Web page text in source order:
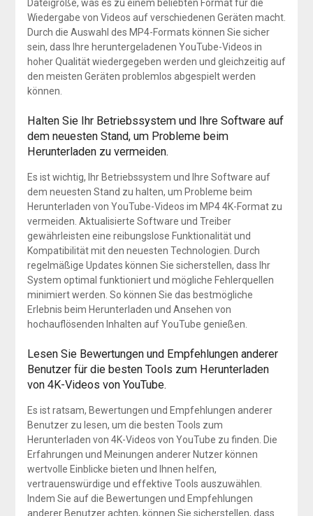
Dateigröße, was es zu einem beliebten Format für die
Wiedergabe von Videos auf verschiedenen Geräten macht.
Durch die Auswahl des MP4-Formats können Sie sicher
sein, dass Ihre heruntergeladenen YouTube-Videos in
hoher Qualität wiedergegeben werden und gleichzeitig auf
den meisten Geräten problemlos abgespielt werden
können.
Halten Sie Ihr Betriebssystem und Ihre Software auf
dem neuesten Stand, um Probleme beim
Herunterladen zu vermeiden.
Es ist wichtig, Ihr Betriebssystem und Ihre Software auf
dem neuesten Stand zu halten, um Probleme beim
Herunterladen von YouTube-Videos im MP4 4K-Format zu
vermeiden. Aktualisierte Software und Treiber
gewährleisten eine reibungslose Funktionalität und
Kompatibilität mit den neuesten Technologien. Durch
regelmäßige Updates können Sie sicherstellen, dass Ihr
System optimal funktioniert und mögliche Fehlerquellen
minimiert werden. So können Sie das bestmögliche
Erlebnis beim Herunterladen und Ansehen von
hochauflösenden Inhalten auf YouTube genießen.
Lesen Sie Bewertungen und Empfehlungen anderer
Benutzer für die besten Tools zum Herunterladen
von 4K-Videos von YouTube.
Es ist ratsam, Bewertungen und Empfehlungen anderer
Benutzer zu lesen, um die besten Tools zum
Herunterladen von 4K-Videos von YouTube zu finden. Die
Erfahrungen und Meinungen anderer Nutzer können
wertvolle Einblicke bieten und Ihnen helfen,
vertrauenswürdige und effektive Tools auszuwählen.
Indem Sie auf die Bewertungen und Empfehlungen
anderer Benutzer achten, können Sie sicherstellen, dass